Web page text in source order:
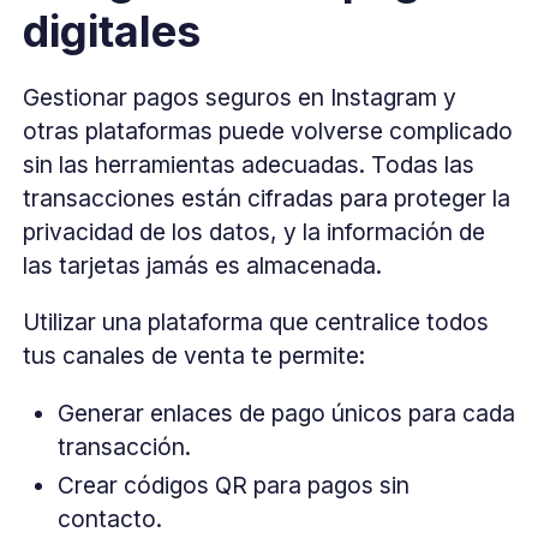
digitales
Gestionar pagos seguros en Instagram y
otras plataformas puede volverse complicado
sin las herramientas adecuadas. Todas las
transacciones están cifradas para proteger la
privacidad de los datos, y la información de
las tarjetas jamás es almacenada.
Utilizar una plataforma que centralice todos
tus canales de venta te permite:
Generar enlaces de pago únicos para cada
transacción.
Crear códigos QR para pagos sin
contacto.